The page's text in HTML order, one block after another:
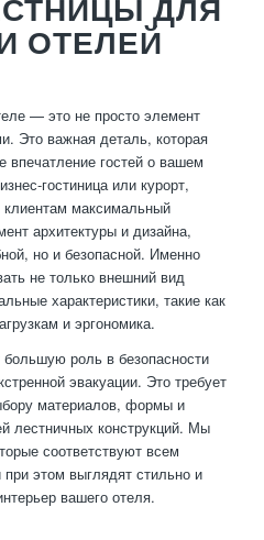
ДЛЯ
ОТЕЛЕЙ
— это не просто элемент
Это важная деталь, которая
впечатление гостей о вашем
гостиница или курорт,
максимальный
архитектуры и дизайна,
но и безопасной. Именно
не только внешний вид
характеристики, такие как
и эргономика.
большую роль в безопасности
эвакуации. Это требует
материалов, формы и
лестничных конструкций. Мы
соответствуют всем
этом выглядят стильно и
вашего отеля.